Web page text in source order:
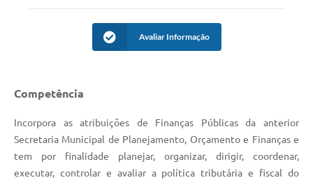
Plano Diretor e Mobilidade Urbana
Festival Gastronômico
Emprega Barbacena
Plano Municipal de Saneamento Básico
Regularização de bairros
Avaliar Informação
Competência
Incorpora as atribuições de Finanças Públicas da anterior
Secretaria Municipal de Planejamento, Orçamento e Finanças e
tem por finalidade planejar, organizar, dirigir, coordenar,
executar, controlar e avaliar a política tributária e fiscal do